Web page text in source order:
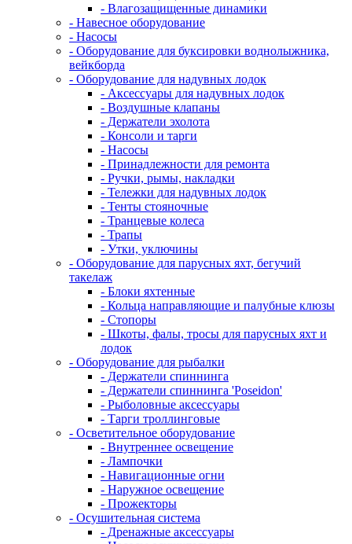
- Влагозащищенные динамики
- Навесное оборудование
- Насосы
- Оборудование для буксировки воднолыжника,
вейкборда
- Оборудование для надувных лодок
- Аксессуары для надувных лодок
- Воздушные клапаны
- Держатели эхолота
- Консоли и тарги
- Насосы
- Принадлежности для ремонта
- Ручки, рымы, накладки
- Тележки для надувных лодок
- Тенты стояночные
- Транцевые колеса
- Трапы
- Утки, уключины
- Оборудование для парусных яхт, бегучий
такелаж
- Блоки яхтенные
- Кольца направляющие и палубные клюзы
- Стопоры
- Шкоты, фалы, тросы для парусных яхт и
лодок
- Оборудование для рыбалки
- Держатели спиннинга
- Держатели спиннинга 'Poseidon'
- Рыболовные аксессуары
- Тарги троллинговые
- Осветительное оборудование
- Внутреннее освещение
- Лампочки
- Навигационные огни
- Наружное освещение
- Прожекторы
- Осушительная система
- Дренажные аксессуары